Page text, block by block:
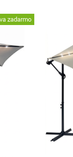
zadarmo